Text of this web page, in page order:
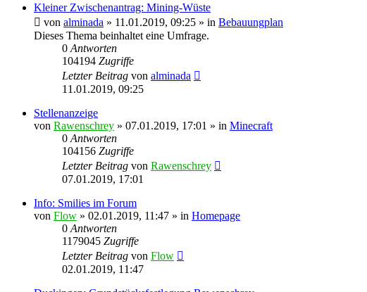
Kleiner Zwischenantrag: Mining-Wüste
von alminada » 11.01.2019, 09:25 » in Bebauungplan
Dieses Thema beinhaltet eine Umfrage.
0 Antworten
104194 Zugriffe
Letzter Beitrag von alminada
11.01.2019, 09:25
Stellenanzeige
von Rawenschrey » 07.01.2019, 17:01 » in Minecraft
0 Antworten
104156 Zugriffe
Letzter Beitrag von Rawenschrey
07.01.2019, 17:01
Info: Smilies im Forum
von Flow » 02.01.2019, 11:47 » in Homepage
0 Antworten
1179045 Zugriffe
Letzter Beitrag von Flow
02.01.2019, 11:47